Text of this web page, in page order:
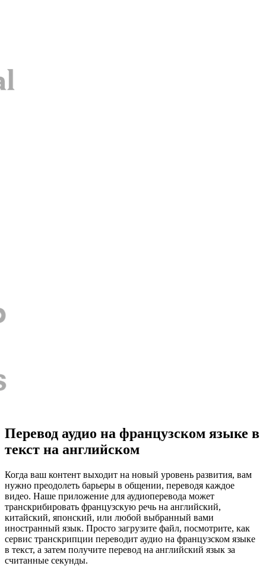
Перевод аудио на французском языке в
текст на английском
Когда ваш контент выходит на новый уровень развития, вам
нужно преодолеть барьеры в общении, переводя каждое
видео. Наше приложение для аудиоперевода может
транскрибировать французскую речь на английский,
китайский, японский, или любой выбранный вами
иностранный язык. Просто загрузите файл, посмотрите, как
сервис транскрипции переводит аудио на французском языке
в текст, а затем получите перевод на английский язык за
считанные секунды.